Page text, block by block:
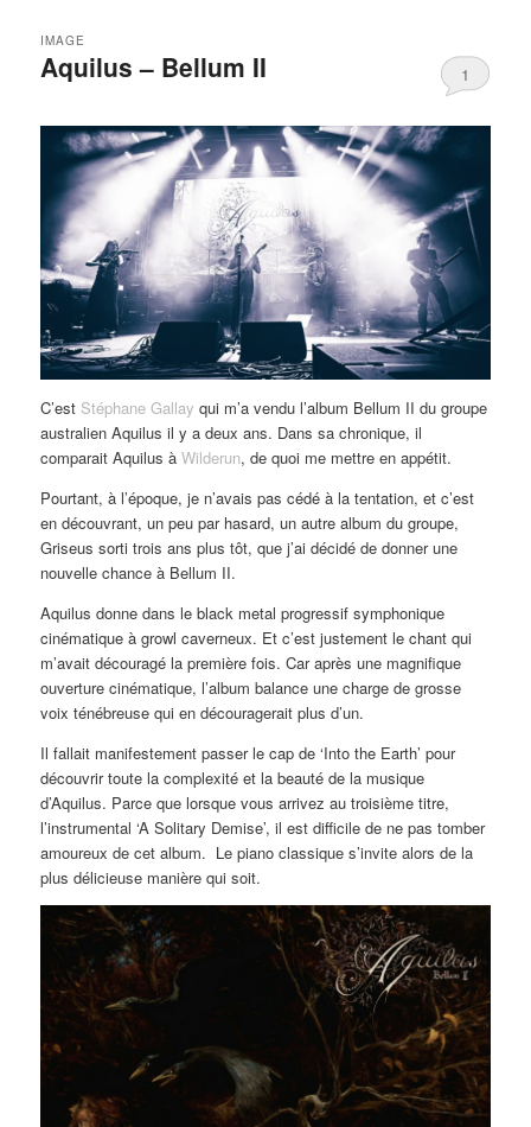
Aquilus – Bellum II
IMAGE
1
C’est Stéphane Gallay qui m’a vendu l’album Bellum II du groupe
australien Aquilus il y a deux ans. Dans sa chronique, il
comparait Aquilus àWilderun, de quoi me mettre en appétit.
Pourtant, à l’époque, je n’avais pas cédé à la tentation, et c’est
en découvrant, un peu par hasard, un autre album du groupe,
Griseus sorti trois ans plus tôt, que j’ai décidé de donner une
nouvelle chance à Bellum II.
Aquilus donne dans le black metal progressif symphonique
cinématique à growl caverneux. Et c’est justement le chant qui
m’avait découragé la première fois. Car après une magnifique
ouverture cinématique, l’album balance une charge de grosse
voix ténébreuse qui en découragerait plus d’un.
Il fallait manifestement passer le cap de ‘Into the Earth’ pour
découvrir toute la complexité et la beauté de la musique
d’Aquilus. Parce que lorsque vous arrivez au troisième titre,
l’instrumental ‘A Solitary Demise’, il est difficile de ne pas tomber
amoureux de cet album. Le piano classique s’invite alors de la
plus délicieuse manière qui soit.